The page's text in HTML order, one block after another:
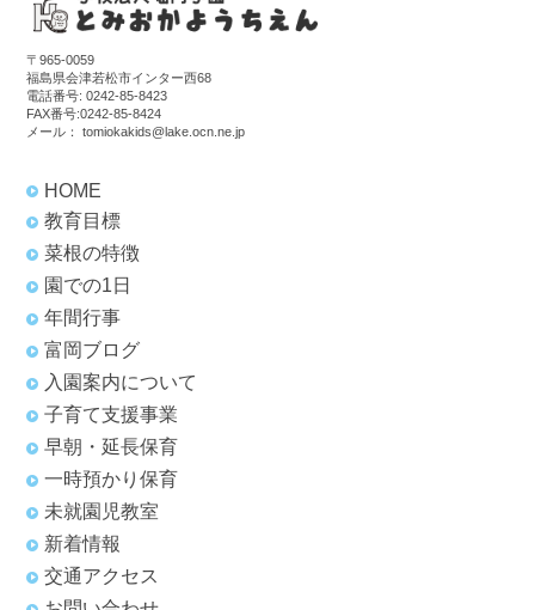
〒965-0059
福島県会津若松市インター西68
電話番号:0242-85-8423
FAX番号:0242-85-8424
メール：tomiokakids@lake.ocn.ne.jp
HOME
教育目標
菜根の特徴
園での1日
年間行事
富岡ブログ
入園案内について
子育て支援事業
早朝・延長保育
一時預かり保育
未就園児教室
新着情報
交通アクセス